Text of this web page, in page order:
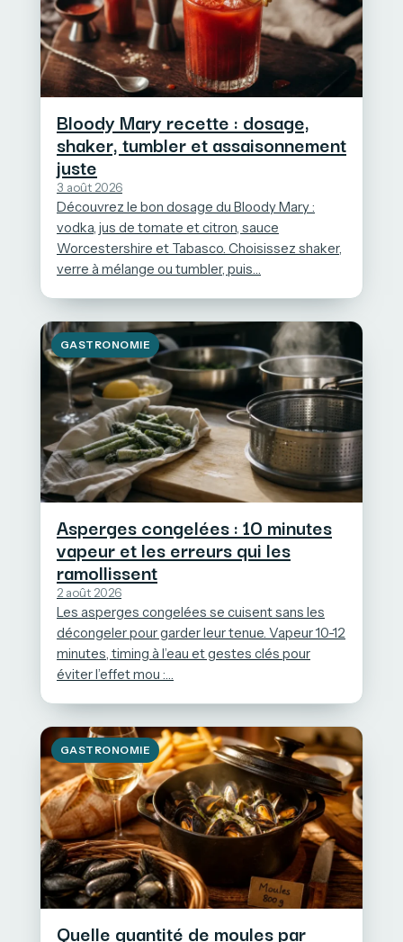
Bloody Mary recette : dosage,
shaker, tumbler et assaisonnement
juste
3 août 2026
Découvrez le bon dosage du Bloody Mary :
vodka, jus de tomate et citron, sauce
Worcestershire et Tabasco. Choisissez shaker,
verre à mélange ou tumbler, puis…
GASTRONOMIE
Asperges congelées : 10 minutes
vapeur et les erreurs qui les
ramollissent
2 août 2026
Les asperges congelées se cuisent sans les
décongeler pour garder leur tenue. Vapeur 10-12
minutes, timing à l’eau et gestes clés pour
éviter l’effet mou :…
GASTRONOMIE
Quelle quantité de moules par